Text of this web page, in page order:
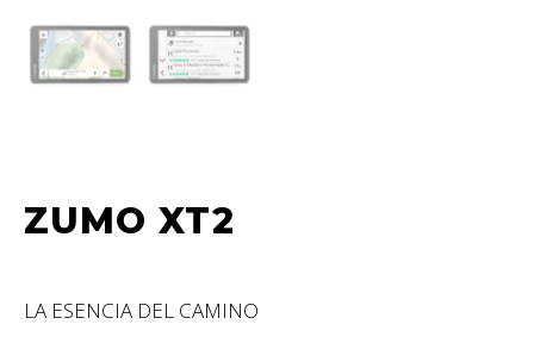
ZUMO XT2
LA ESENCIA DEL CAMINO